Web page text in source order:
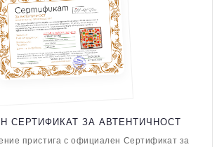
СЕРТИФИКАТ ЗА АВТЕНТИЧНОСТ
пристига с официален Сертификат за